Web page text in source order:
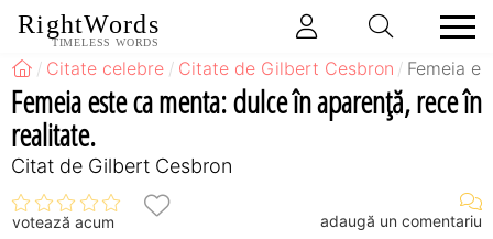
RightWords
TIMELESS WORDS
Citate celebre Citate de Gilbert Cesbron Femeia
Femeia este ca menta: dulce în aparenţă, rece în
realitate.
Citat de Gilbert Cesbron
votează acum adaugă un comentariu